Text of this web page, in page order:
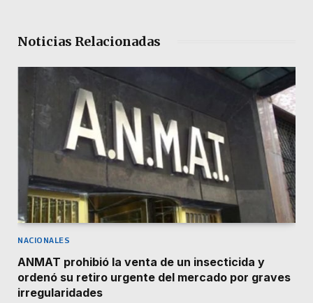
Noticias Relacionadas
NACIONALES
ANMAT prohibió la venta de un insecticida y
ordenó su retiro urgente del mercado por graves
irregularidades